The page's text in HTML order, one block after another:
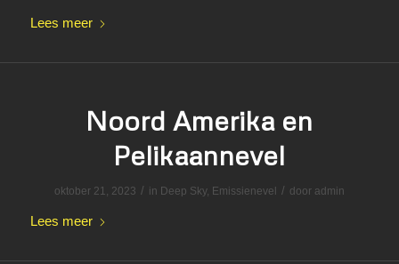
Lees meer
Noord Amerika en
Pelikaannevel
oktober 21, 2023 / in Deep Sky, Emissienevel / door admin
Lees meer